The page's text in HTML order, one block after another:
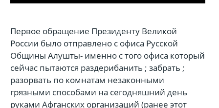
Первое обращение Президенту Великой
России было отправлено с офиса Русской
Общины Алушты- именно с того офиса который
сейчас пытаются раздерибанить ; забрать ;
разорвать по комнатам незаконными
грязными способами на сегодняшний день
руками Афганских организаций (ранее этот